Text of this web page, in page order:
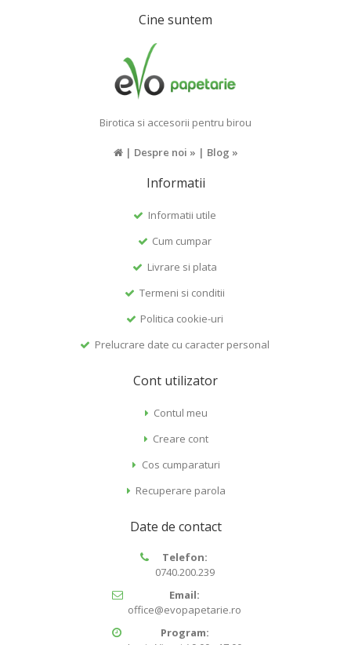
Cine suntem
Birotica si accesorii pentru birou
| Despre noi » | Blog »
Informatii
Informatii utile
Cum cumpar
Livrare si plata
Termeni si conditii
Politica cookie-uri
Prelucrare date cu caracter personal
Cont utilizator
Contul meu
Creare cont
Cos cumparaturi
Recuperare parola
Date de contact
Telefon:
0740.200.239
Email:
office@evopapetarie.ro
Program: